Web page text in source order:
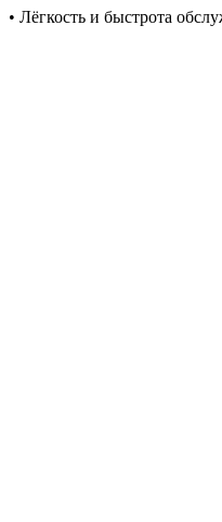
• Лёгкость и быстрота